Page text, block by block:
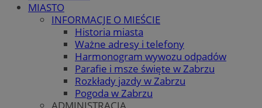
MIASTO
INFORMACJE O MIEŚCIE
Historia miasta
Ważne adresy i telefony
Harmonogram wywozu odpadów
Parafie i msze święte w Zabrzu
Rozkłady jazdy w Zabrzu
Pogoda w Zabrzu